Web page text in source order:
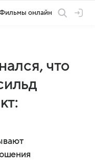
онлайн
что